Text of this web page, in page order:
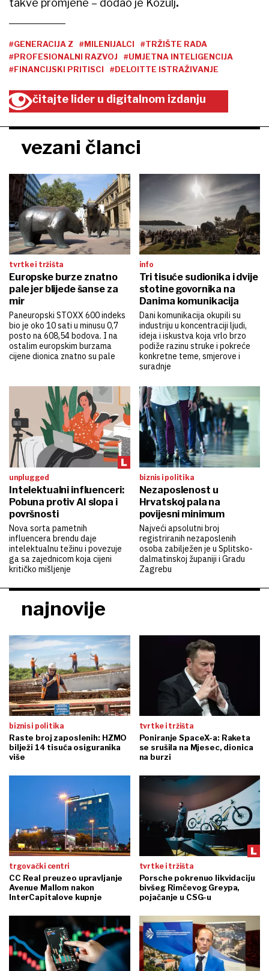
takve promjene – dodao je Kožulj.
#GENERACIJA Z #MILENIJALCI
#TRŽIŠTE RADA
#PROFESIONALNI RAZVOJ
#UMJETNA INTELIGENCIJA
#FINANCIJSKI PRITISCI
#DELOITTE ISTRAŽIVANJE
čitajte lider u digitalnom izdanju
vezani članci
tvrtke i tržišta
Europske burze znatno
pale jer blijede šanse za
mir
Paneuropski STOXX 600 indeks
bio je oko 10 sati u minusu 0,7
posto na 608,54 bodova. I na
ostalim europskim burzama
cijene dionica znatno su pale
info
Tri tisuće sudionika i dvije
stotine govornika na
Danima komunikacija
Dani komunikacija okupili su
industriju u koncentraciji ljudi,
ideja i iskustva koja vrlo brzo
podiže razinu struke i pokreće
konkretne teme, smjerove i
suradnje
unplugged
Intelektualni influenceri:
Pobuna protiv AI slopa i
površnosti
Nova sorta pametnih
influencera brendu daje
intelektualnu težinu i povezuje
ga sa zajednicom koja cijeni
kritičko mišljenje
biznis i politika
Nezaposlenost u
Hrvatskoj pala na
povijesni minimum
Najveći apsolutni broj
registriranih nezaposlenih
osoba zabilježen je u Splitsko-
dalmatinskoj županiji i Gradu
Zagrebu
najnovije
biznis i politika
Raste broj zaposlenih: HZMO
bilježi 14 tisuća osiguranika
više
tvrtke i tržišta
Poniranje SpaceX-a: Raketa
se srušila na Mjesec, dionica
na burzi
trgovački centri
CC Real preuzeo upravljanje
Avenue Mallom nakon
InterCapitalove kupnje
tvrtke i tržišta
Porsche pokrenuo likvidaciju
bivšeg Rimčevog Greypa,
pojačanje u CSG-u